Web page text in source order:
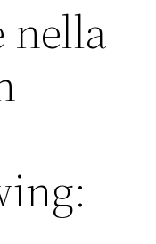
nella